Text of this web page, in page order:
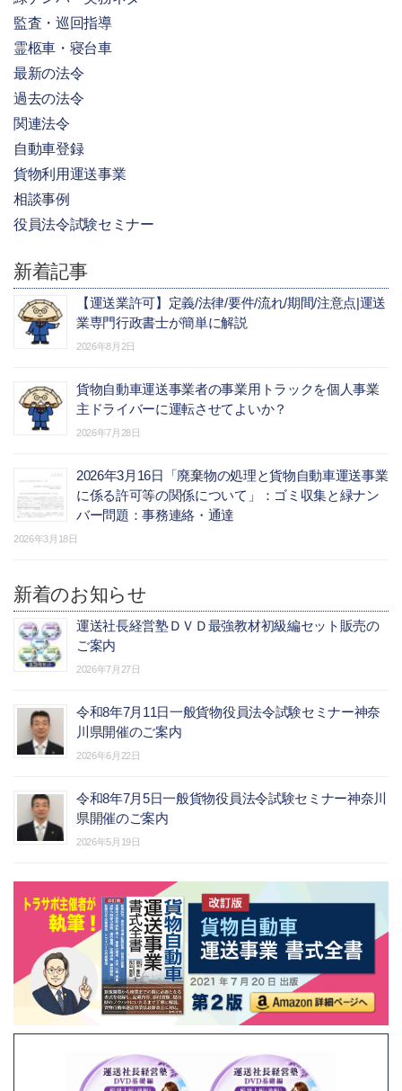
監査・巡回指導
霊柩車・寝台車
最新の法令
過去の法令
関連法令
自動車登録
貨物利用運送事業
相談事例
役員法令試験セミナー
新着記事
【運送業許可】定義/法律/要件/流れ/期間/注意点|運送
業専門行政書士が簡単に解説
2026年8月2日
貨物自動車運送事業者の事業用トラックを個人事業
主ドライバーに運転させてよいか？
2026年7月28日
2026年3月16日「廃棄物の処理と貨物自動車運送事業
に係る許可等の関係について」：ゴミ収集と緑ナン
バー問題：事務連絡・通達
2026年3月18日
新着のお知らせ
運送社長経営塾ＤＶＤ最強教材初級編セット販売の
ご案内
2026年7月27日
令和8年7月11日一般貨物役員法令試験セミナー神奈
川県開催のご案内
2026年6月22日
令和8年7月5日一般貨物役員法令試験セミナー神奈川
県開催のご案内
2026年5月19日